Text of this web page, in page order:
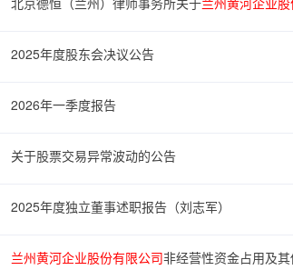
2025年度股东会决议公告
2026年一季度报告
关于股票交易异常波动的公告
2025年度独立董事述职报告（刘志军）
兰州黄河企业股份有限公司非经营性资金占用及